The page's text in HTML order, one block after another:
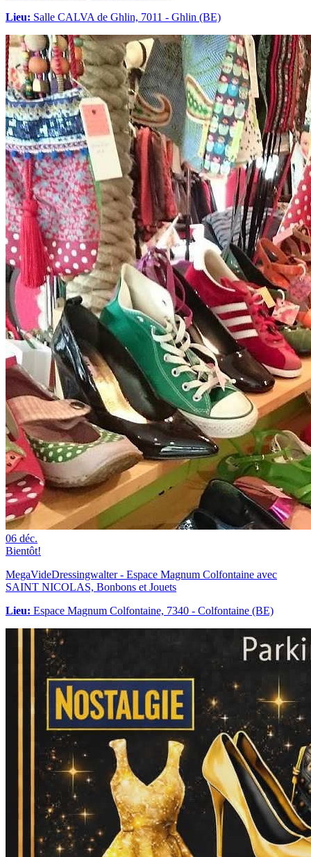
Lieu: Salle CALVA de Ghlin, 7011 - Ghlin (BE)
06 déc.
Bientôt!
MegaVideDressingwalter - Espace Magnum Colfontaine avec
SAINT NICOLAS, Bonbons et Jouets
Lieu: Espace Magnum Colfontaine, 7340 - Colfontaine (BE)